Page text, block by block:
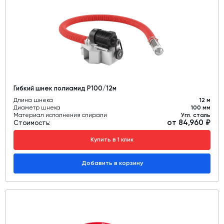
Дозаторы для бетонных заводов
Затворы для силосов и дозаторов
Промышленные фильтры и комплектующие
Пневмооборудование
Телескопические загрузчики
Датчики
Промышленные вибраторы
Рециклинг
Дробильно-сортировочный комплекс
Околопрессовочное оборудование
Гибкий шнек полиамид Р100/12м
Длина шнека
12 м
Диаметр шнека
100 мм
Материал исполнения спирали
Угл. сталь
Стоимость: от 84,960 ₽
Купить в 1 клик
Добавить в корзину